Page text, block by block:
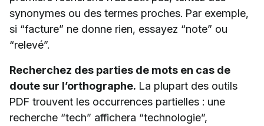
synonymes ou des termes proches. Par exemple,
si “facture” ne donne rien, essayez “note” ou
“relevé”.
Recherchez des parties de mots en cas de
doute sur l’orthographe. La plupart des outils
PDF trouvent les occurrences partielles : une
recherche “tech” affichera “technologie”,